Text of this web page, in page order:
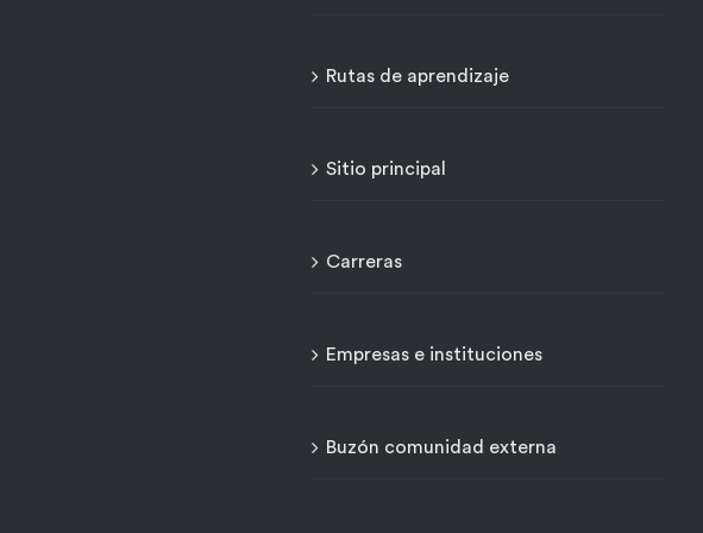
Rutas de aprendizaje
Sitio principal
Carreras
Empresas e instituciones
Buzón comunidad externa